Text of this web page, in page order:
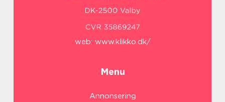
web: www.klikko.dk/
Menu
Annonsering